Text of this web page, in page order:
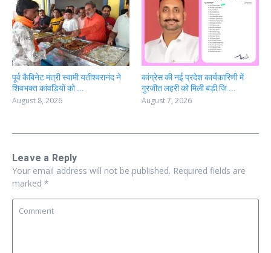
पूर्व कैबिनेट मंत्री स्वामी यतीश्वरानंद ने
शिवभक्त कांवड़ियों को ...
August 8, 2026
कांग्रेस की नई प्रदेश कार्यकारिणी में
गुरजीत लहरी को मिली बड़ी जि ...
August 7, 2026
Leave a Reply
Your email address will not be published. Required fields are
marked *